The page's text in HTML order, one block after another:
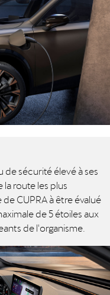
de sécurité élevé à ses
la route les plus
CUPRA à être évalué
de 5 étoiles aux
de l'organisme.